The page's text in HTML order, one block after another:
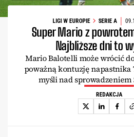
LIGI W EUROPIE SERIE A
Super Mario z
Najbliższe dni to
Mario Balotelli może wrócić
poważną kontuzję napastnika
myśli nad sprowadzeniem
REDAKCJA